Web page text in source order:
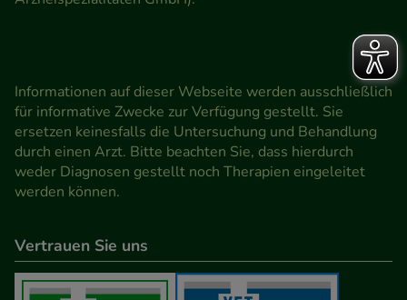
Informationen auf dieser Webseite werden ausschließlich
für informative Zwecke zur Verfügung gestellt. Sie
ersetzen keinesfalls die Untersuchung und Behandlung
durch einen Arzt. Bitte beachten Sie, dass hierdurch
weder Diagnosen gestellt noch Therapien eingeleitet
werden können.
Vertrauen Sie uns